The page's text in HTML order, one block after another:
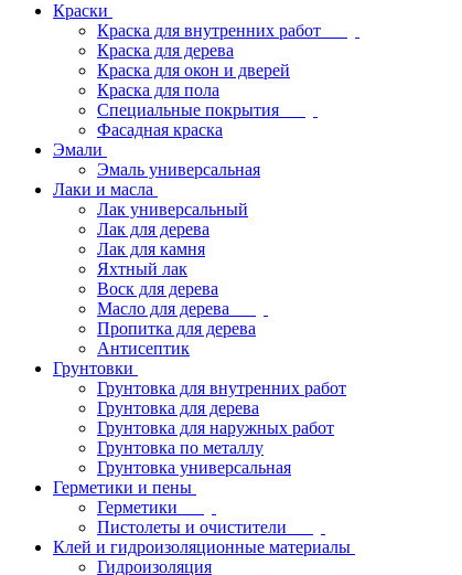
Краски
Краска для внутренних работ
Краска для дерева
Краска для окон и дверей
Краска для пола
Специальные покрытия
Фасадная краска
Эмали
Эмаль универсальная
Лаки и масла
Лак универсальный
Лак для дерева
Лак для камня
Яхтный лак
Воск для дерева
Масло для дерева
Пропитка для дерева
Антисептик
Грунтовки
Грунтовка для внутренних работ
Грунтовка для дерева
Грунтовка для наружных работ
Грунтовка по металлу
Грунтовка универсальная
Герметики и пены
Герметики
Пистолеты и очистители
Клей и гидроизоляционные материалы
Гидроизоляция